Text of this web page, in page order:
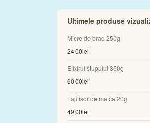
Ultimele produse
Miere de brad 250g
24.00lei
Elixirul stupului 350g
60.00lei
Laptisor de matca 20g
49.00lei